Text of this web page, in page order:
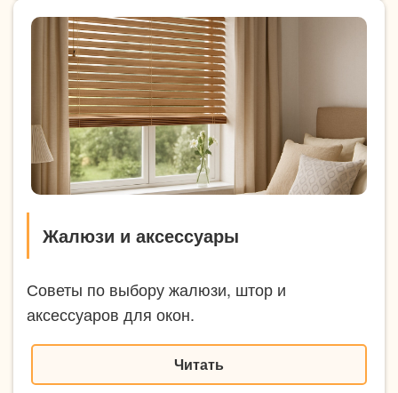
Жалюзи и аксессуары
Советы по выбору жалюзи, штор и
аксессуаров для окон.
Читать